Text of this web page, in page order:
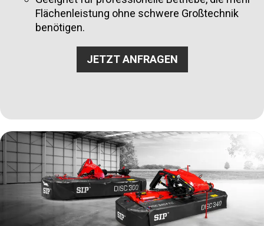
Flächenleistung ohne schwere Großtechnik
benötigen.
JETZT ANFRAGEN